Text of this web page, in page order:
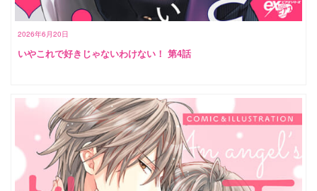
2026年6月20日
いやこれで好きじゃないわけない！ 第4話